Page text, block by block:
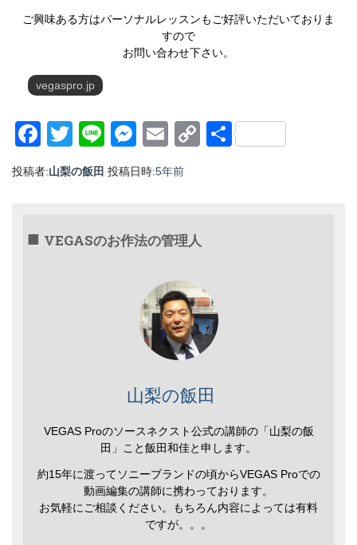
ご興味ある方はパーソナルレッスンもご好評いただいておりま
すので
お問い合わせ下さい。
vegaspro.jp
Facebook
Twitter
LineMessenger
EmailCopy
共
投稿者:山梨の飯田 投稿日時:5年前
VEGASのお作法の管理人
山梨の飯田
VEGAS Proのソースネクスト公式の講師の「山梨の飯
田」こと飯田和佳と申します。
約15年に渡ってソニーブランドの頃からVEGAS Proでの
動画編集の講師に携わっております。
お気軽にご相談ください。もちろん内容によっては有料
ですが。。。